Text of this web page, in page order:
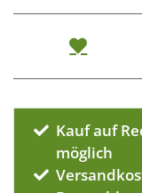
Kauf auf
möglich